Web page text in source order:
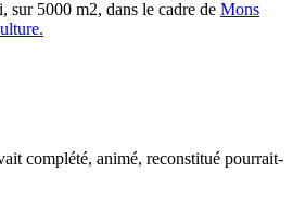
sur 5000 m2, dans le cadre de Mons
complété, animé, reconstitué pourrait-